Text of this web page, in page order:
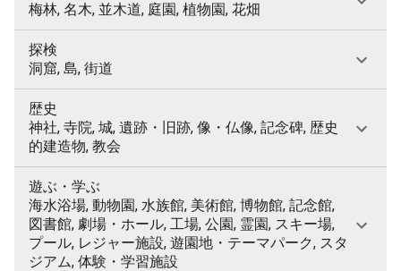
梅林, 名木, 並木道, 庭園, 植物園, 花畑
探検
洞窟, 島, 街道
歴史
神社, 寺院, 城, 遺跡・旧跡, 像・仏像, 記念碑, 歴史
的建造物, 教会
遊ぶ・学ぶ
海水浴場, 動物園, 水族館, 美術館, 博物館, 記念館,
図書館, 劇場・ホール, 工場, 公園, 霊園, スキー場,
プール, レジャー施設, 遊園地・テーマパーク, スタ
ジアム, 体験・学習施設